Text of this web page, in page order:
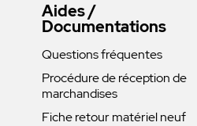
Aides /
Documentations
Questions fréquentes
Procédure de réception de
marchandises
Fiche retour matériel neuf